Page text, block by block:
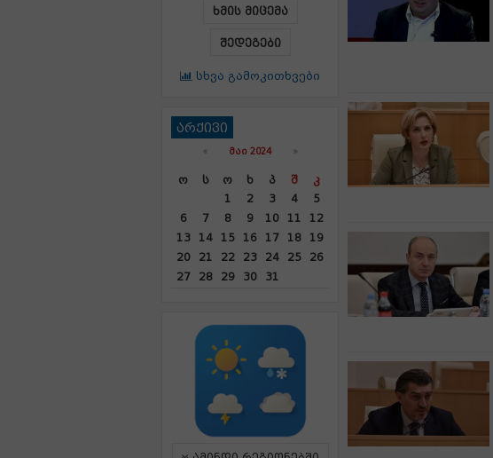
ხმის მიცემა
შედეგები
სხვა გამოკითხვები
არქივი
« ᲛᲐᲘ 2024 »
Ო Ს Ო Ხ Პ Შ
Კ
1
2 3 4
5
6
7 8 9 10 11
12
13
14 15 16 17 18
19
20
21 22 23 24 25
26
27
28 29 30 31